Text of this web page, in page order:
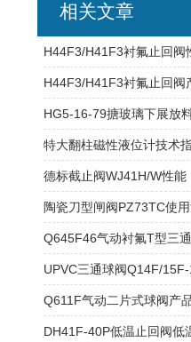
相关文章
H44F3/H41F3衬氟止回阀
特大翻柱磁性液位计技术
德标截止阀WJ41H/W性能
Q645F46气动衬氟T型三
UPVC三通球阀Q14F/
Q611F气动二片式球阀产
DH41F-40P低温止回阀低